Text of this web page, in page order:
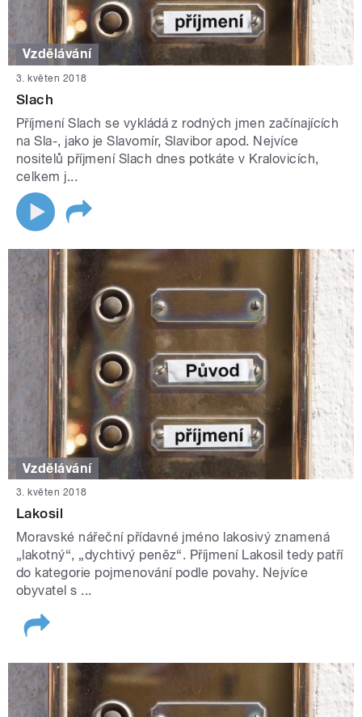
Vzdělávání
3. květen 2018
Slach
Příjmení Slach se vykládá z rodných jmen začínajících
na Sla-, jako je Slavomír, Slavibor apod. Nejvíce
nositelů příjmení Slach dnes potkáte v Kralovicích,
celkem j...
Vzdělávání
3. květen 2018
Lakosil
Moravské nářeční přídavné jméno lakosivý znamená
„lakotný“, „dychtivý peněz“. Příjmení Lakosil tedy patří
do kategorie pojmenování podle povahy. Nejvíce
obyvatel s ...